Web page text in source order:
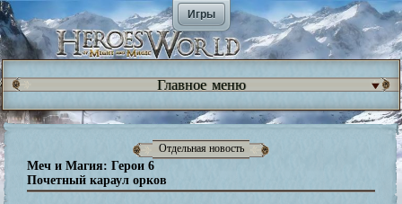
Игры
Главное меню
Отдельная новость
Меч и Магия: Герои 6
Почетный караул орков